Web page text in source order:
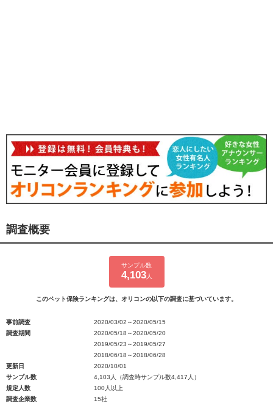
調査概要
サンプル数
4,103人
このペット保険ランキングは、オリコンの以下の調査に基づいています。
事前調査
2020/03/02～2020/05/15
調査期間
2020/05/18～2020/05/20
2019/05/23～2019/05/27
2018/06/18～2018/06/28
更新日
2020/10/01
サンプル数
4,103人（調査時サンプル数4,417人）
規定人数
100人以上
調査企業数
15社